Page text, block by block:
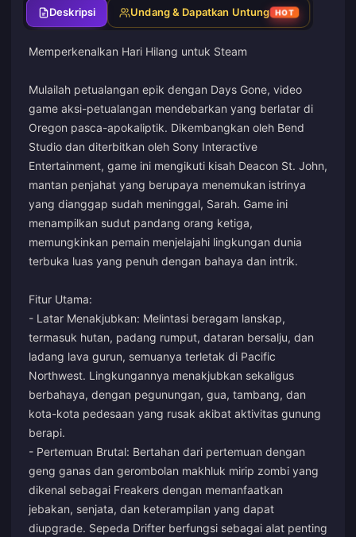
Deskripsi Undang & Dapatkan Untung HOT
Memperkenalkan Hari Hilang untuk Steam
Mulailah petualangan epik dengan Days Gone, video
game aksi-petualangan mendebarkan yang berlatar di
Oregon pasca-apokaliptik. Dikembangkan oleh Bend
Studio dan diterbitkan oleh Sony Interactive
Entertainment, game ini mengikuti kisah Deacon St. John,
mantan penjahat yang berupaya menemukan istrinya
yang dianggap sudah meninggal, Sarah. Game ini
menampilkan sudut pandang orang ketiga,
memungkinkan pemain menjelajahi lingkungan dunia
terbuka luas yang penuh dengan bahaya dan intrik.
Fitur Utama:
- Latar Menakjubkan: Melintasi beragam lanskap,
termasuk hutan, padang rumput, dataran bersalju, dan
ladang lava gurun, semuanya terletak di Pacific
Northwest. Lingkungannya menakjubkan sekaligus
berbahaya, dengan pegunungan, gua, tambang, dan
kota-kota pedesaan yang rusak akibat aktivitas gunung
berapi.
- Pertemuan Brutal: Bertahan dari pertemuan dengan
geng ganas dan gerombolan makhluk mirip zombi yang
dikenal sebagai Freakers dengan memanfaatkan
jebakan, senjata, dan keterampilan yang dapat
diupgrade. Sepeda Drifter berfungsi sebagai alat penting